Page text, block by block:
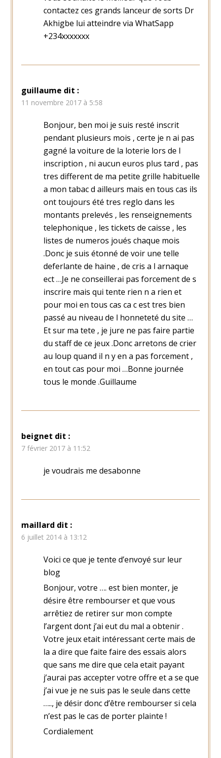
contactez ces grands lanceur de sorts Dr
Akhigbe lui atteindre via WhatSapp
+234xxxxxxx
guillaume dit :
11 novembre 2017 à 5:58
Bonjour, ben moi je suis resté inscrit
pendant plusieurs mois , certe je n ai pas
gagné la voiture de la loterie lors de l
inscription , ni aucun euros plus tard , pas
tres different de ma petite grille habituelle
a mon tabac d ailleurs mais en tous cas ils
ont toujours été tres reglo dans les
montants prelevés , les renseignements
telephonique , les tickets de caisse , les
listes de numeros joués chaque mois
.Donc je suis étonné de voir une telle
deferlante de haine , de cris a l arnaque
ect …Je ne conseillerai pas forcement de s
inscrire mais qui tente rien n a rien et
pour moi en tous cas ca c est tres bien
passé au niveau de l honneteté du site …
Et sur ma tete , je jure ne pas faire partie
du staff de ce jeux .Donc arretons de crier
au loup quand il n y en a pas forcement ,
en tout cas pour moi …Bonne journée
tous le monde .Guillaume
beignet dit :
7 février 2017 à 11:52
je voudrais me desabonne
maillard dit :
6 juillet 2014 à 13:12
Voici ce que je tente d’envoyé sur leur
blog
Bonjour, votre …. est bien monter, je
désire être rembourser et que vous
arrêtiez de retirer sur mon compte
l’argent dont j’ai eut du mal a obtenir .
Votre jeux etait intéressant certe mais de
la a dire que faite faire des essais alors
que sans me dire que cela etait payant
j’aurai pas accepter votre offre et a se que
j’ai vue je ne suis pas le seule dans cette
….., je désir donc d’être rembourser si cela
n’est pas le cas de porter plainte !
Cordialement